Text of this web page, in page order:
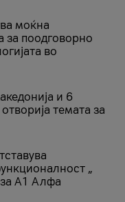
моќна
поодговорно
во
и 6
темата за
„
за А1 Алфа